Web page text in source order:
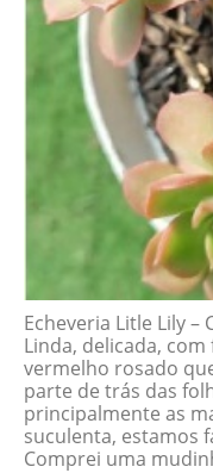
Echeveria Litle Lily –
Linda, delicada,
vermelho rosado
parte de trás das
principalmente as
suculenta, estamos
Comprei uma